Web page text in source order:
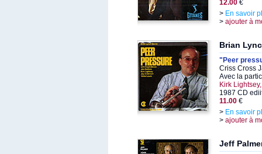
12.00 €
> En savoir
> ajouter à
Brian
"Peer
Criss Cross
Avec la
Kirk
1987 CD
11.00 €
> En savoir
> ajouter à
Jeff